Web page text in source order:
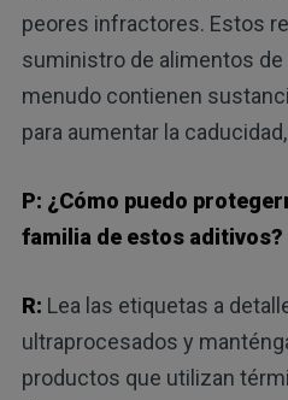
peores infractores. Estos
suministro de alimentos de
menudo contienen
para aumentar la
P: ¿Cómo puedo
familia de estos aditivos?
R: Lea las etiquetas a
ultraprocesados y
productos que utilizan